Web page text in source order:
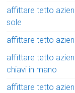
affittare tetto
sole
affittare tetto
affittare tetto
chiavi in mano
affittare tetto